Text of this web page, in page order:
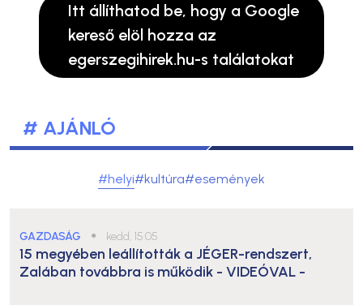
Itt állíthatod be, hogy a Google
kereső elöl hozza az
egerszegihirek.hu-s találatokat
# AJÁNLÓ
#helyi#kultúra#események
GAZDASÁG ● kedd, 15:05
15 megyében leállították a JÉGER-rendszert,
Zalában továbbra is működik - VIDEÓVAL -